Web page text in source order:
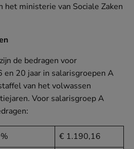
het ministerie van Sociale Zaken
de bedragen voor
20 jaar in salarisgroepen A
van het volwassen
Voor salarisgroep A
€ 1.190,16